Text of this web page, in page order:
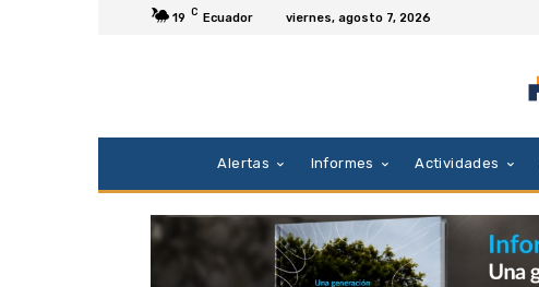
19 C Ecuador viernes, agosto 7, 2026
Alertas Informes Actividades